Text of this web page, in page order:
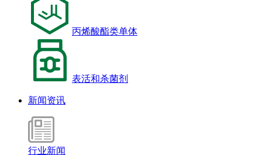
丙烯酸酯类单体
表活和杀菌剂
新闻资讯
行业新闻